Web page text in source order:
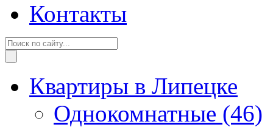
Контакты
Квартиры в Липецке
Однокомнатные (46)